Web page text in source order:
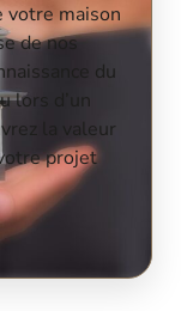
votre maison
de nos
du
lors d’un
la valeur
projet